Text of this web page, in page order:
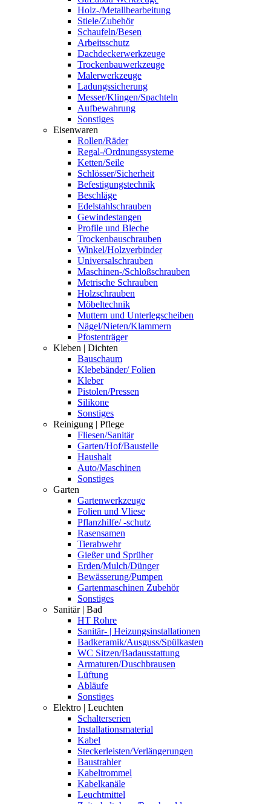
Holz-/Metallbearbeitung
Stiele/Zubehör
Schaufeln/Besen
Arbeitsschutz
Dachdeckerwerkzeuge
Trockenbauwerkzeuge
Malerwerkzeuge
Ladungssicherung
Messer/Klingen/Spachteln
Aufbewahrung
Sonstiges
Eisenwaren
Rollen/Räder
Regal-/Ordnungssysteme
Ketten/Seile
Schlösser/Sicherheit
Befestigungstechnik
Beschläge
Edelstahlschrauben
Gewindestangen
Profile und Bleche
Trockenbauschrauben
Winkel/Holzverbinder
Universalschrauben
Maschinen-/Schloßschrauben
Metrische Schrauben
Holzschrauben
Möbeltechnik
Muttern und Unterlegscheiben
Nägel/Nieten/Klammern
Pfostenträger
Kleben | Dichten
Bauschaum
Klebebänder/ Folien
Kleber
Pistolen/Pressen
Silikone
Sonstiges
Reinigung | Pflege
Fliesen/Sanitär
Garten/Hof/Baustelle
Haushalt
Auto/Maschinen
Sonstiges
Garten
Gartenwerkzeuge
Folien und Vliese
Pflanzhilfe/ -schutz
Rasensamen
Tierabwehr
Gießer und Sprüher
Erden/Mulch/Dünger
Bewässerung/Pumpen
Gartenmaschinen Zubehör
Sonstiges
Sanitär | Bad
HT Rohre
Sanitär- | Heizungsinstallationen
Badkeramik/Ausguss/Spülkasten
WC Sitzen/Badausstattung
Armaturen/Duschbrausen
Lüftung
Abläufe
Sonstiges
Elektro | Leuchten
Schalterserien
Installationsmaterial
Kabel
Steckerleisten/Verlängerungen
Baustrahler
Kabeltrommel
Kabelkanäle
Leuchtmittel